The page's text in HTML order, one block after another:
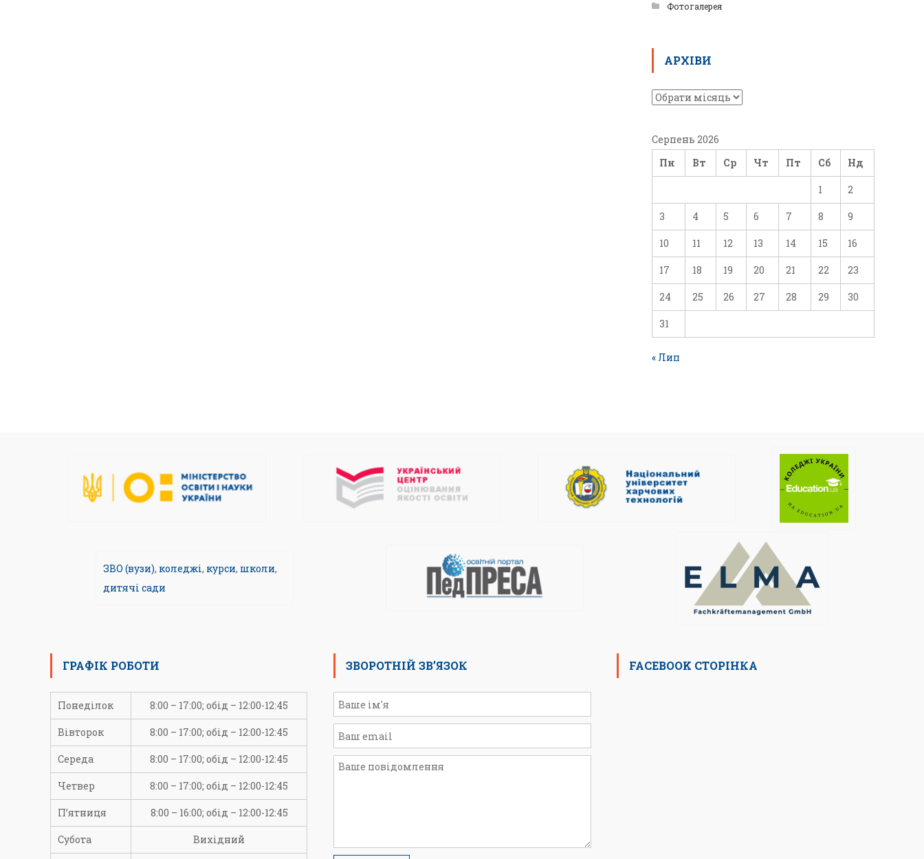
Фотогалерея
АРХІВИ
Серпень 2026
Пн
Вт Ср Чт Пт Сб Нд
1 2
3 4 5 6 7 8 9
10 11 12 13 14 15 16
17 18 19 20 21 22 23
24 25 26 27 28 29 30
31
« Лип
ЗВО (вузи), коледжі, курси, школи,
дитячі сади
ГРАФІК РОБОТИ
Понеділок 8:00 – 17:00; обід – 12:00-12:45
Вівторок 8:00 – 17:00; обід – 12:00-12:45
Середа 8:00 – 17:00; обід – 12:00-12:45
Четвер 8:00 – 17:00; обід – 12:00-12:45
П’ятниця 8:00 – 16:00; обід – 12:00-12:45
Субота Вихідний
ЗВОРОТНІЙ ЗВ’ЯЗОК FACEBOOK СТОРІНКА